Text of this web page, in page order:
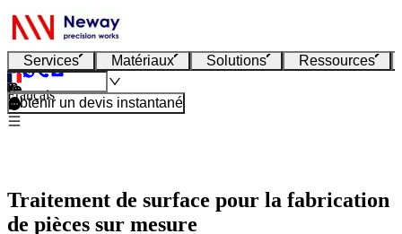
Services Matériaux Solutions Ressources
Français
Obtenir un devis instantané
Traitement de surface pour la fabrication
de pièces sur mesure